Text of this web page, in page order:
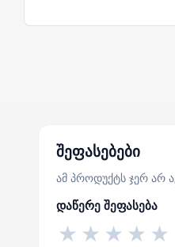
შეფასებები
ამ პროდუქტს ჯერ არ
დაწერე შეფასება
★
★
★
★
★